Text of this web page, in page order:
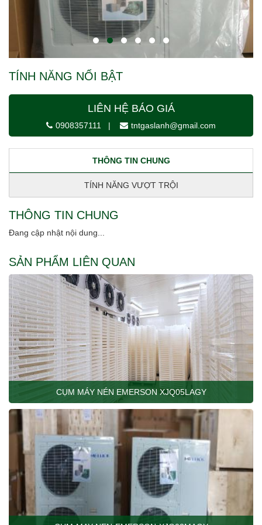
SẢN PHẨM LIÊN QUAN
CỤM MÁY NÉN EMERSON XJQ05LAGY
TÍNH NĂNG NỔI BẬT
LIÊN HỆ BÁO GIÁ
0908357111 | tntgaslanh@gmail.com
THÔNG TIN CHUNG
TÍNH NĂNG VƯỢT TRỘI
THÔNG TIN CHUNG
Đang cập nhật nội dung...